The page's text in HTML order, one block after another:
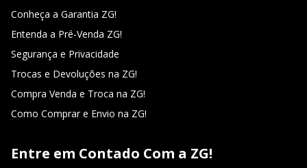
Conheça a Garantia ZG!
Entenda a Pré-Venda ZG!
Segurança e Privacidade
Trocas e Devoluções na ZG!
Compra Venda e Troca na ZG!
Como Comprar e Envio na ZG!
Entre em Contado Com a ZG!